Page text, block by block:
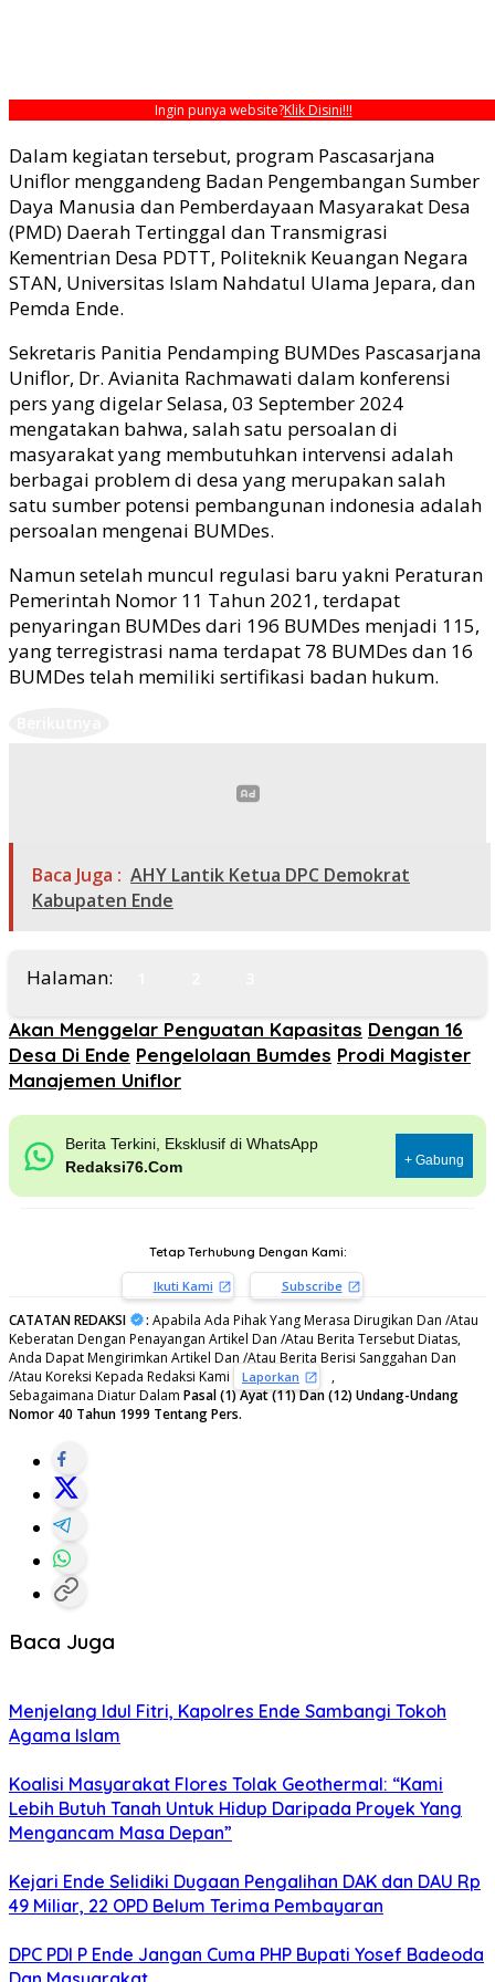
Ingin punya website?Klik Disini!!!
Dalam kegiatan tersebut, program Pascasarjana
Uniflor menggandeng Badan Pengembangan Sumber
Daya Manusia dan Pemberdayaan Masyarakat Desa
(PMD) Daerah Tertinggal dan Transmigrasi
Kementrian Desa PDTT, Politeknik Keuangan Negara
STAN, Universitas Islam Nahdatul Ulama Jepara, dan
Pemda Ende.
Sekretaris Panitia Pendamping BUMDes Pascasarjana
Uniflor, Dr. Avianita Rachmawati dalam konferensi
pers yang digelar Selasa, 03 September 2024
mengatakan bahwa, salah satu persoalan di
masyarakat yang membutuhkan intervensi adalah
berbagai problem di desa yang merupakan salah
satu sumber potensi pembangunan indonesia adalah
persoalan mengenai BUMDes.
Namun setelah muncul regulasi baru yakni Peraturan
Pemerintah Nomor 11 Tahun 2021, terdapat
penyaringan BUMDes dari 196 BUMDes menjadi 115,
yang terregistrasi nama terdapat 78 BUMDes dan 16
BUMDes telah memiliki sertifikasi badan hukum.
Baca Juga : AHY Lantik Ketua DPC Demokrat
Kabupaten Ende
Halaman:
Akan Menggelar Penguatan Kapasitas Dengan 16
Desa Di Ende Pengelolaan Bumdes Prodi Magister
Manajemen Uniflor
Berita Terkini, Eksklusif di WhatsApp
Redaksi76.Com
+ Gabung
Tetap Terhubung Dengan Kami:
Ikuti Kami Subscribe
CATATAN REDAKSI : Apabila Ada Pihak Yang Merasa Dirugikan Dan /Atau
Keberatan Dengan Penayangan Artikel Dan /Atau Berita Tersebut Diatas,
Anda Dapat Mengirimkan Artikel Dan /Atau Berita Berisi Sanggahan Dan
/Atau Koreksi Kepada Redaksi Kami
Laporkan
,
Sebagaimana Diatur Dalam Pasal (1) Ayat (11) Dan (12) Undang-Undang
Nomor 40 Tahun 1999 Tentang Pers.
Baca Juga
Menjelang Idul Fitri, Kapolres Ende Sambangi Tokoh
Agama Islam
Koalisi Masyarakat Flores Tolak Geothermal: “Kami
Lebih Butuh Tanah Untuk Hidup Daripada Proyek Yang
Mengancam Masa Depan”
Kejari Ende Selidiki Dugaan Pengalihan DAK dan DAU Rp
49 Miliar, 22 OPD Belum Terima Pembayaran
DPC PDI P Ende Jangan Cuma PHP Bupati Yosef Badeoda